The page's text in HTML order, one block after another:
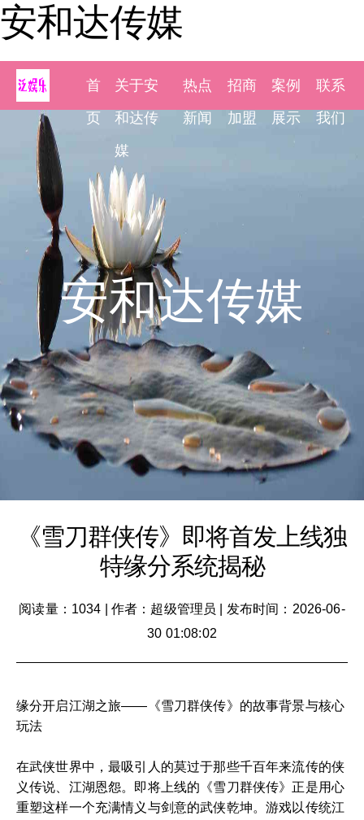
安和达传媒
首
页
关于安
和达传
媒
热点
新闻
招商
加盟
案例
展示
联系
我们
安和达传媒
《雪刀群侠传》即将首发上线独
特缘分系统揭秘
阅读量：1034 作者：超级管理员
发布时间：2026-06-
30 01:08:02
缘分开启江湖之旅——《雪刀群侠传》的故事背景与核心
玩法
在武侠世界中，最吸引人的莫过于那些千百年来流传的侠
义传说、江湖恩怨。即将上线的《雪刀群侠传》正是用心
重塑这样一个充满情义与剑意的武侠乾坤。游戏以传统江